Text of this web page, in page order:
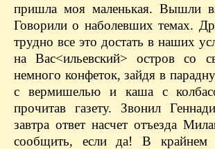
пришла моя маленькая. Вышли
Говорили о наболевших темах.
трудно все это достать в наших
на Вас<ильевский> остров со
немного конфеток, зайдя в
с вермишелью и каша с
прочитав газету. Звонил
завтра ответ насчет отъезда
сообщить, если да! В